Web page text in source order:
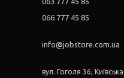
066 777 45 85
info@jobstore.com.ua
вул. Гоголя 36,